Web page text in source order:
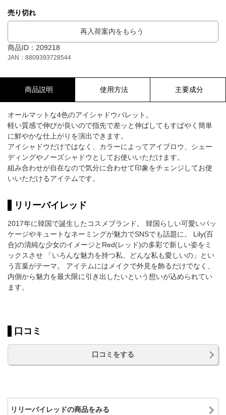
売り切れ
再入荷案内をもらう
商品ID：209218
JAN：8809393728544
商品説明 使用方法 主要成分
オールマットな4色のアイシャドウパレット。
軽い質感で伸びが良いので指先で差ッと伸ばしてもすばやく簡単
に鮮やかな仕上がりを演出できます。
アイシャドウだけではなく、カラーによってアイブロウ、シェー
ディングやノーズシャドウとしてお使いいただけます。
組み合わせが自在なので気分に合わせて印象をチェンジしてお使
いいただけるアイテムです。
リリーバイレッド
2017年に韓国で誕生したコスメブランド。 韓国らしい可愛いパッ
ケージやキュートなネーミングが魅力でSNSでも話題に。 Lily(百
合)の清純な少女のイメージとRed(レッド)の多彩で新しい姿をミ
ックスさせ 「いろんな魅力を持つ私、どんな私も愛しいの」とい
う言葉がテーマ。 アイテムにはメイクで外見を飾るだけでなく、
内側から魅力を最大限に引き出したいという想いが込められてい
ます。
口コミ
口コミをする
リリーバイレッドの商品をみる